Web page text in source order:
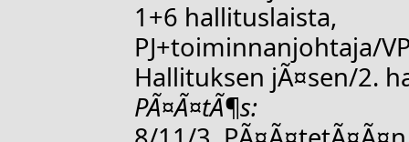
1+6 hallituslaista,
PJ+toiminnanjohtaja/
Hallituksen jÃ¤sen/2.
PÃ¤Ã¤tÃ¶s: